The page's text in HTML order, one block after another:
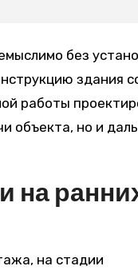
без
здания
работы
объекта, но и
на
на стадии